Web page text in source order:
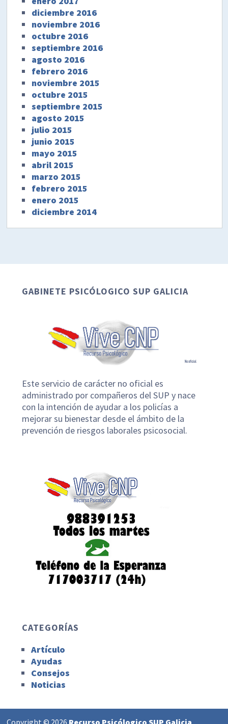
diciembre 2016
noviembre 2016
octubre 2016
septiembre 2016
agosto 2016
febrero 2016
noviembre 2015
octubre 2015
septiembre 2015
agosto 2015
julio 2015
junio 2015
mayo 2015
abril 2015
marzo 2015
febrero 2015
enero 2015
diciembre 2014
GABINETE PSICÓLOGICO SUP GALICIA
Este servicio de carácter no oficial es
administrado por compañeros del SUP y nace
con la intención de ayudar a los policías a
mejorar su bienestar desde el ámbito de la
prevención de riesgos laborales psicosocial.
CATEGORÍAS
Artículo
Ayudas
Consejos
Noticias
Copyright © 2026 Recurso Psicólogico SUP Galicia